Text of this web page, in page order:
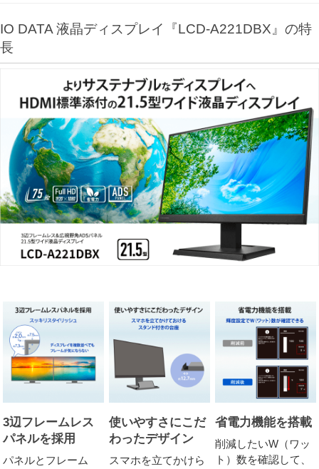
IO DATA 液晶ディスプレイ『LCD-A221DBX』の特
長
3辺フレームレス
パネルを採用
パネルとフレーム
使いやすさにこだ
わったデザイン
スマホを立てかけら
省電力機能を搭載
削減したいW（ワッ
ト）数を確認して、